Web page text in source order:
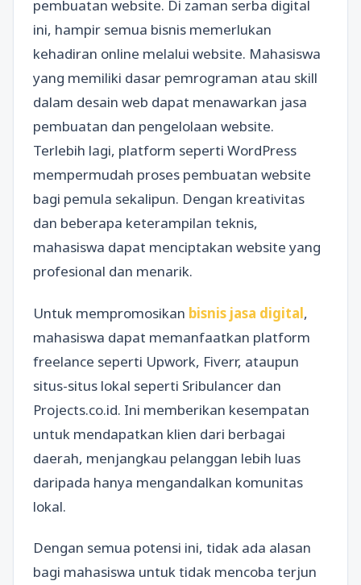
pembuatan website. Di zaman serba digital
ini, hampir semua bisnis memerlukan
kehadiran online melalui website. Mahasiswa
yang memiliki dasar pemrograman atau skill
dalam desain web dapat menawarkan jasa
pembuatan dan pengelolaan website.
Terlebih lagi, platform seperti WordPress
mempermudah proses pembuatan website
bagi pemula sekalipun. Dengan kreativitas
dan beberapa keterampilan teknis,
mahasiswa dapat menciptakan website yang
profesional dan menarik.
Untuk mempromosikan bisnis jasa digital,
mahasiswa dapat memanfaatkan platform
freelance seperti Upwork, Fiverr, ataupun
situs-situs lokal seperti Sribulancer dan
Projects.co.id. Ini memberikan kesempatan
untuk mendapatkan klien dari berbagai
daerah, menjangkau pelanggan lebih luas
daripada hanya mengandalkan komunitas
lokal.
Dengan semua potensi ini, tidak ada alasan
bagi mahasiswa untuk tidak mencoba terjun